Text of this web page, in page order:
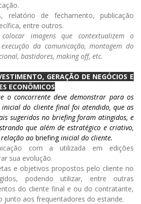
relatório de fechamento, publicação
entre outros.
colocar imagens que contextualizem o
da comunicação, montagem do
bastidores, making off, etc.
GERAÇÃO DE NEGÓCIOS E
ECONÔMICOS
o concorrente deve demonstrar para os
do cliente final foi atendido, que as
sugeridos no briefing foram atingidos, e
que além de estratégico e criativo,
ao briefinginicial do cliente.
com a utilizada em edições
sua evolução.
e objetivos propostos pelo cliente no
podendo utilizar, entre outras
do cliente final e ou do contratante,
junto aos frequentadores do estande.